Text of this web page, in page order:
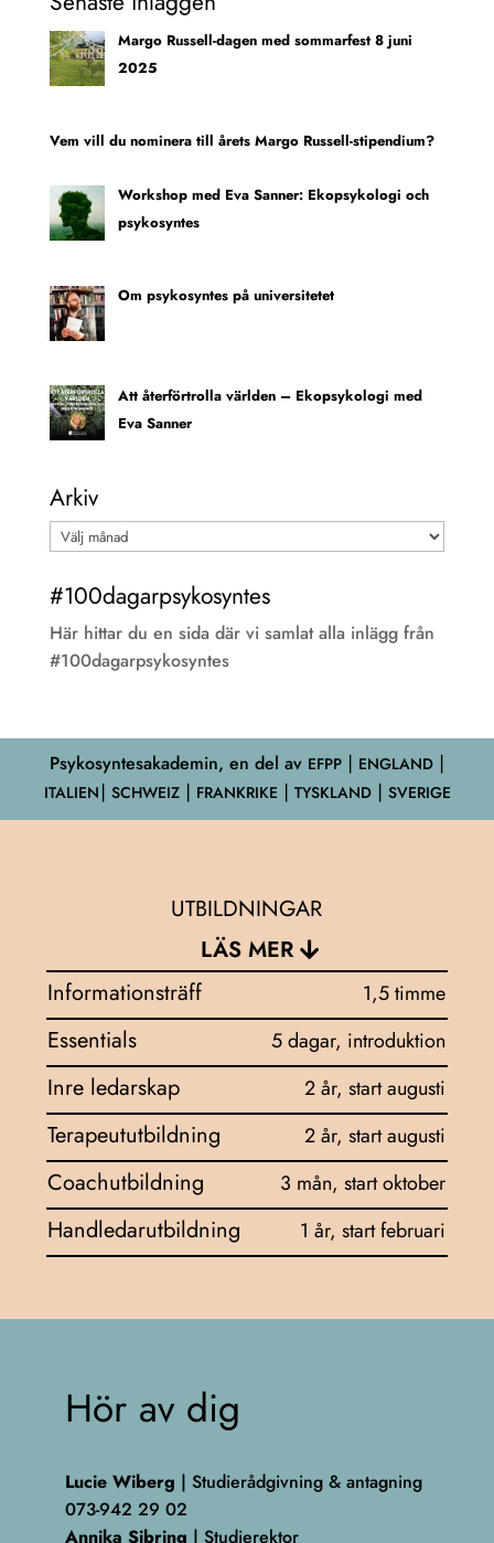
Margo Russell-dagen med sommarfest 8 juni
2025
Vem vill du nominera till årets Margo Russell-stipendium?
Workshop med Eva Sanner: Ekopsykologi och
psykosyntes
Om psykosyntes på universitetet
Att återförtrolla världen – Ekopsykologi med
Eva Sanner
Arkiv
Arkiv
#100dagarpsykosyntes
Här hittar du en sida där vi samlat alla inlägg från
#100dagarpsykosyntes
Psykosyntesakademin, en del av EFPP⎮ ENGLAND ⎮
ITALIEN⎮ SCHWEIZ ⎮ FRANKRIKE ⎮ TYSKLAND ⎮ SVERIGE
UTBILDNINGAR
LÄS MER
Informationsträff
1,5 timme
Essentials 5 dagar, introduktion
Inre ledarskap 2 år, start augusti
Terapeututbildning 2 år, start augusti
Coachutbildning 3 mån, start oktober
Handledarutbildning 1 år, start februari
Hör av dig
Lucie Wiberg | Studierådgivning & antagning
073-942 29 02
Annika Sibring | Studierektor